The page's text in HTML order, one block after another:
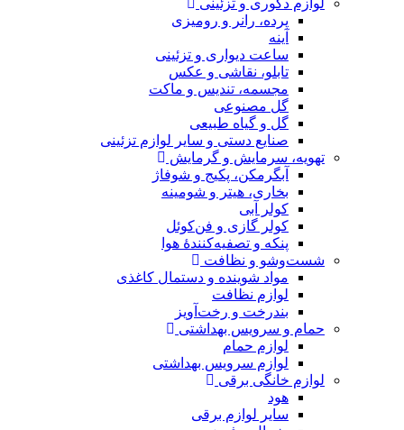
لوازم دکوری و تزئینی
پرده، رانر و رومیزی
آینه
ساعت دیواری و تزئینی
تابلو، نقاشی و عکس
مجسمه، تندیس و ماکت
گل مصنوعی
گل و گیاه طبیعی
صنایع دستی و سایر لوازم تزئینی
تهویه، سرمایش و گرمایش
آبگرمکن، پکیج و شوفاژ
بخاری، هیتر و شومینه
کولر آبی
کولر گازی و فن‌کوئل
پنکه و تصفیه‌کنندهٔ هوا
شست‌وشو و نظافت
مواد شوینده و دستمال کاغذی
لوازم نظافت
بندرخت و رخت‌آویز
حمام و سرویس بهداشتی
لوازم حمام
لوازم سرویس بهداشتی
لوازم خانگی برقی
هود
سایر لوازم برقی